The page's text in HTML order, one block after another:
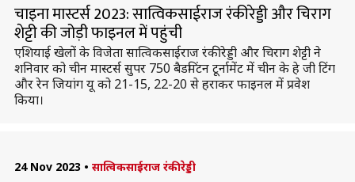
चाइना मास्टर्स 2023: सात्विकसाईराज रंकीरेड्डी और चिराग
शेट्टी की जोड़ी फाइनल में पहुंची
एशियाई खेलों के विजेता सात्विकसाईराज रंकीरेड्डी और चिराग शेट्टी ने
शनिवार को चीन मास्टर्स सुपर 750 बैडमिंटन टूर्नामेंट में चीन के हे जी टिंग
और रेन जियांग यू को 21-15, 22-20 से हराकर फाइनल में प्रवेश
किया।
24 Nov 2023 • सात्विकसाईराज रंकीरेड्डी